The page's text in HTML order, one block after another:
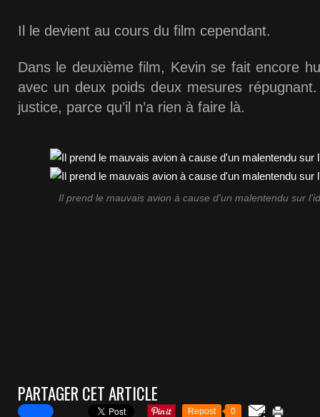
Il le devient au cours du film cependant.
Dans le deuxième film, Kevin se fait encore
avec un deux poids deux mesures
justice, parce qu’il n’a rien à faire là.
Il prend le mauvais avion à cause d'un malentendu sur
PARTAGER CET ARTICLE
Repost 0